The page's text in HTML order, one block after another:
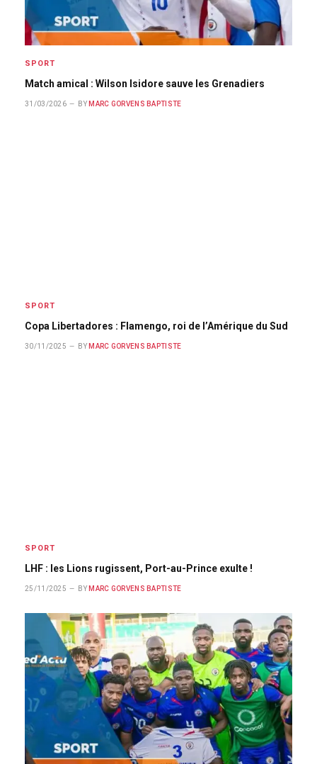
SPORT
Match amical : Wilson Isidore sauve les Grenadiers
31/03/2026 BY MARC GORVENS BAPTISTE
SPORT
Copa Libertadores : Flamengo, roi de l’Amérique du Sud
30/11/2025 BY MARC GORVENS BAPTISTE
SPORT
LHF : les Lions rugissent, Port-au-Prince exulte !
25/11/2025 BY MARC GORVENS BAPTISTE